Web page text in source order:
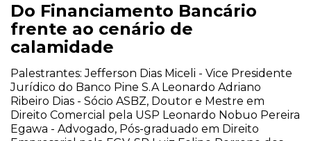
Do Financiamento Bancário
frente ao cenário de
calamidade
Palestrantes: Jefferson Dias Miceli - Vice Presidente
Jurídico do Banco Pine S.A Leonardo Adriano
Ribeiro Dias - Sócio ASBZ, Doutor e Mestre em
Direito Comercial pela USP Leonardo Nobuo Pereira
Egawa - Advogado, Pós-graduado em Direito